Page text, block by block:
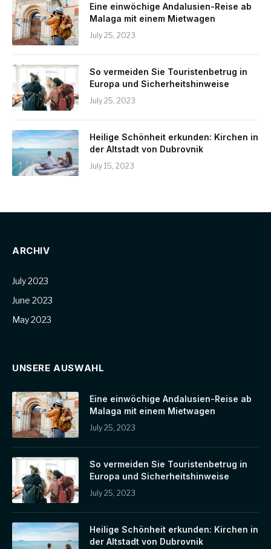
Eine einwöchige Andalusien-Reise ab
Malaga mit einem Mietwagen
July 25, 2023
So vermeiden Sie Touristenbetrug in
Europa und Sicherheitshinweise
July 25, 2023
Heilige Schönheit erkunden: Kirchen in
der Altstadt von Dubrovnik
July 15, 2023
ARCHIV
July 2023
June 2023
May 2023
UNSERE AUSWAHL
Eine einwöchige Andalusien-Reise ab
Malaga mit einem Mietwagen
July 25, 2023
So vermeiden Sie Touristenbetrug in
Europa und Sicherheitshinweise
July 25, 2023
Heilige Schönheit erkunden: Kirchen in
der Altstadt von Dubrovnik